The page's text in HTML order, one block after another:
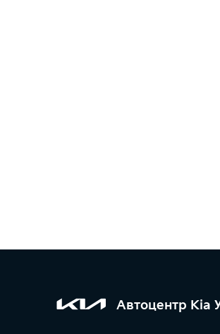
Автоцентр Kia